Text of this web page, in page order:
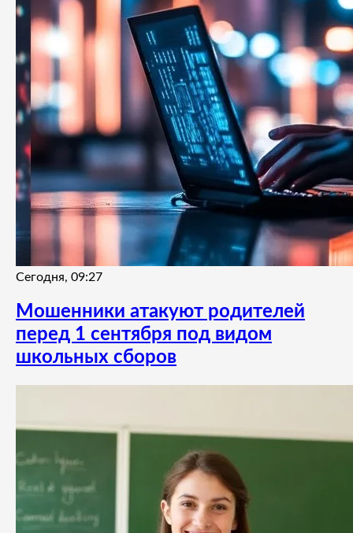
Сегодня, 09:27
Мошенники атакуют родителей
перед 1 сентября под видом
школьных сборов